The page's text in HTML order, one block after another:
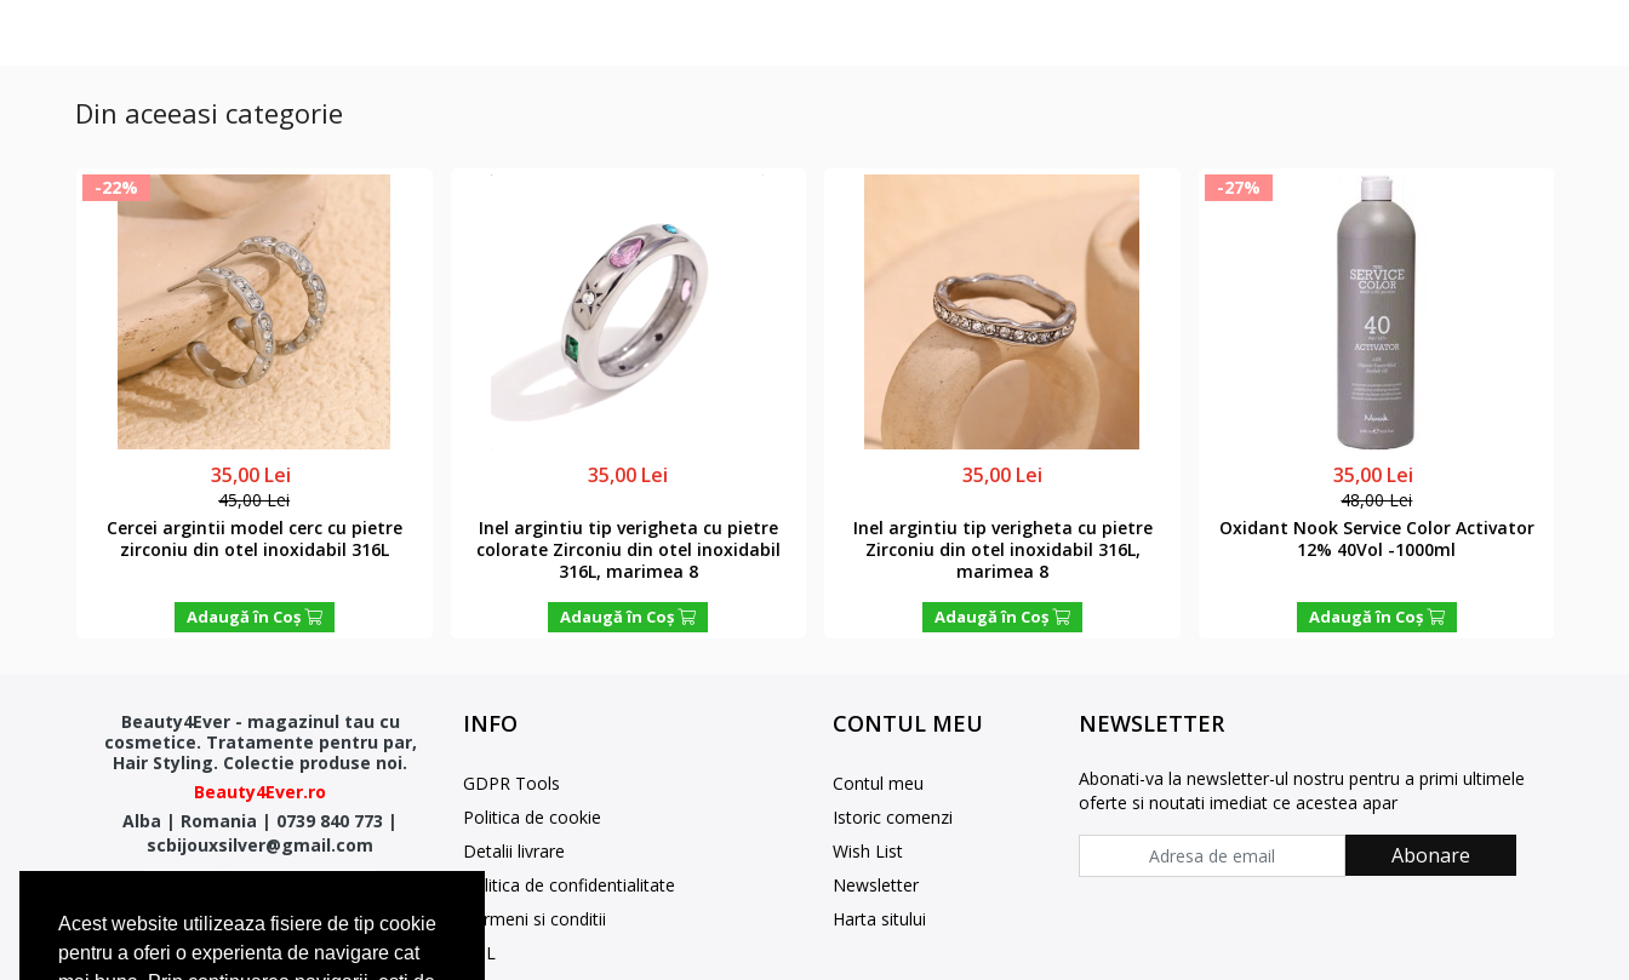
Acest website utilizeaza fisiere de tip cookie
pentru a oferi o experienta de navigare cat
Din aceeasi categorie
-22%
35,00 Lei
45,00 Lei
Cercei argintii model cerc cu pietre
zirconiu din otel inoxidabil 316L
Adaugă în Coş
35,00 Lei
Inel argintiu tip verigheta cu pietre
colorate Zirconiu din otel inoxidabil
316L, marimea 8
Adaugă în Coş
35,00 Lei
Inel argintiu tip verigheta cu pietre
Zirconiu din otel inoxidabil 316L,
marimea 8
Adaugă în Coş
-27%
35,00 Lei
48,00 Lei
Oxidant Nook Service Color Activator
12% 40Vol -1000ml
Adaugă în Coş
Beauty4Ever - magazinul tau cu
cosmetice. Tratamente pentru par,
Hair Styling. Colectie produse noi.
Beauty4Ever.ro
Alba | Romania | 0739 840 773 |
scbijouxsilver@gmail.com
INFO
GDPR Tools
Politica de cookie
Detalii livrare
Politica de confidentialitate
Termeni si conditii
SOL
CONTUL MEU
Contul meu
Istoric comenzi
Wish List
Newsletter
Harta sitului
NEWSLETTER
Abonati-va la newsletter-ul nostru pentru a primi ultimele
oferte si noutati imediat ce acestea apar
Abonare